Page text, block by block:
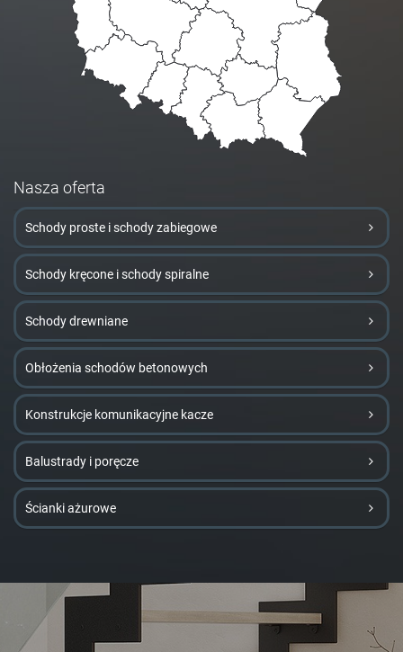
Nasza oferta
Schody proste i schody zabiegowe
Schody kręcone i schody spiralne
Schody drewniane
Obłożenia schodów betonowych
Konstrukcje komunikacyjne kacze
Balustrady i poręcze
Ścianki ażurowe